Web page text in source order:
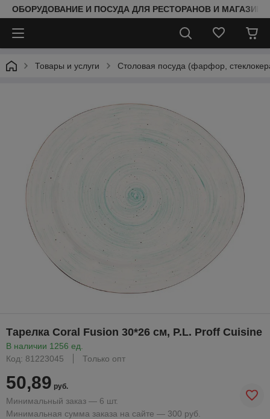
ОБОРУДОВАНИЕ И ПОСУДА ДЛЯ РЕСТОРАНОВ И
Товары и услуги Столовая посуда (фарфор,
Тарелка Coral Fusion 30*26 см, P.L. Proff Cuisine
В наличии 1256 ед.
Код: 81223045
Только опт
50,89 руб.
Минимальный заказ — 6 шт.
Минимальная сумма заказа на сайте — 300 руб.